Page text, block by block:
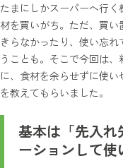
たまにしかスーパーへ行
材を買いがち。ただ、買
きらなかったり、使い忘
うことも。そこで今回は
に、食材を余らせずに使
を教えてもらいました。
基本は「先入
ーションして